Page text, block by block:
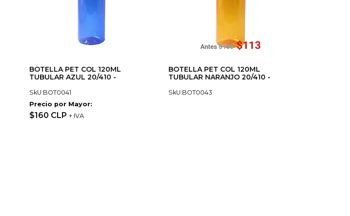
BOTELLA PET COL 120ML
TUBULAR AZUL 20/410 -
SkU:BOT0041
Precio por Mayor:
$160 CLP + IVA
BOTELLA PET COL 120ML
TUBULAR NARANJO 20/410 -
SkU:BOT0043